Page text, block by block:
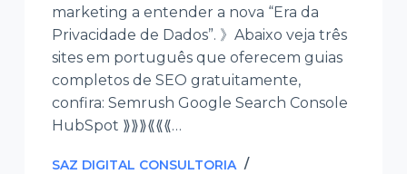
marketing a entender a nova “Era da
Privacidade de Dados”. 》Abaixo veja três
sites em português que oferecem guias
completos de SEO gratuitamente,
confira: Semrush Google Search Console
HubSpot ⟫⟫⟫⟪⟪⟪…
SAZ DIGITAL CONSULTORIA